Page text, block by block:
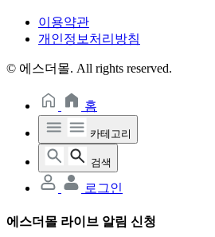
이용약관
개인정보처리방침
© 에스더몰. All rights reserved.
홈
카테고리
검색
로그인
에스더몰 라이브 알림 신청